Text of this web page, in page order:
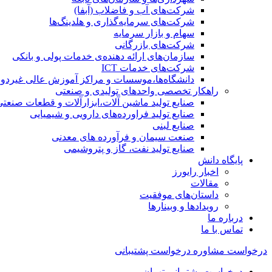
شرکت‌های آب و فاضلاب (آبفا)
شرکت‌های سرمایه‌گذاری و هلدینگ‌ها
سهام و بازار سرمایه
شرکت‌های بازرگانی
سازمان‌های ارائه دهنده‌ی خدمات پولی و بانکی
شرکت‌های خدمات ICT
دانشگاه‌ها،موسسات و مراکز آموزش عالی
راهکار تخصصی واحدهای تولیدی و صنعتی
صنایع توليد ماشين آلات،ابزارآلات و قطعات
صنایع تولید فراورده‌های دارویی و شیمیایی
صنایع لبنی
صنعت سیمان و فرآورده های معدنی
صنایع تولید نفت، گاز و پتروشيمی
پایگاه دانش
اخبار رایورز
مقالات
داستان‌های موفقیت
رویدادها و وبینارها
درباره ما
تماس با ما
درخواست مشاوره درخواست پشتیبانی